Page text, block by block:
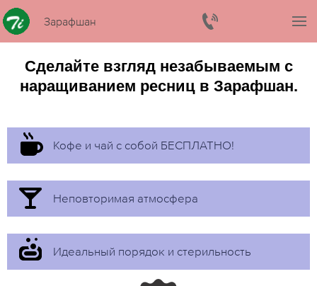
Зарафшан
Сделайте взгляд незабываемым с
наращиванием ресниц в Зарафшан.
Кофе и чай с собой БЕСПЛАТНО!
Неповторимая атмосфера
Идеальный порядок и стерильность